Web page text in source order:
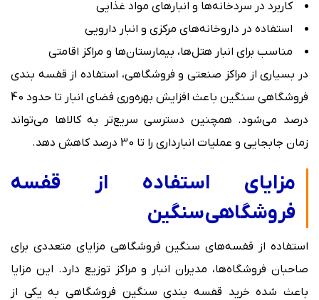
کاربرد در سردخانه‌ها و انبارهای مواد غذایی
استفاده در داروخانه‌های مرکزی و انبار دارویی
مناسب برای انبار هتل‌ها، بیمارستان‌ها و مراکز اقامتی
در بسیاری از مراکز صنعتی و فروشگاهی، استفاده از قفسه بندی
فروشگاهی سنگین باعث افزایش بهره‌وری فضای انبار تا حدود 40
درصد می‌شود. همچنین دسترسی سریع‌تر به کالاها می‌تواند
زمان جابجایی و عملیات انبارداری را تا 30 درصد کاهش دهد.
مزایای استفاده از قفسه
فروشگاهیسنگین
استفاده از قفسه‌های سنگین فروشگاهی مزایای متعددی برای
صاحبان فروشگاه‌ها، مدیران انبار و مراکز توزیع دارد. این مزایا
باعث شده خرید قفسه بندی سنگین فروشگاهی به یکی از